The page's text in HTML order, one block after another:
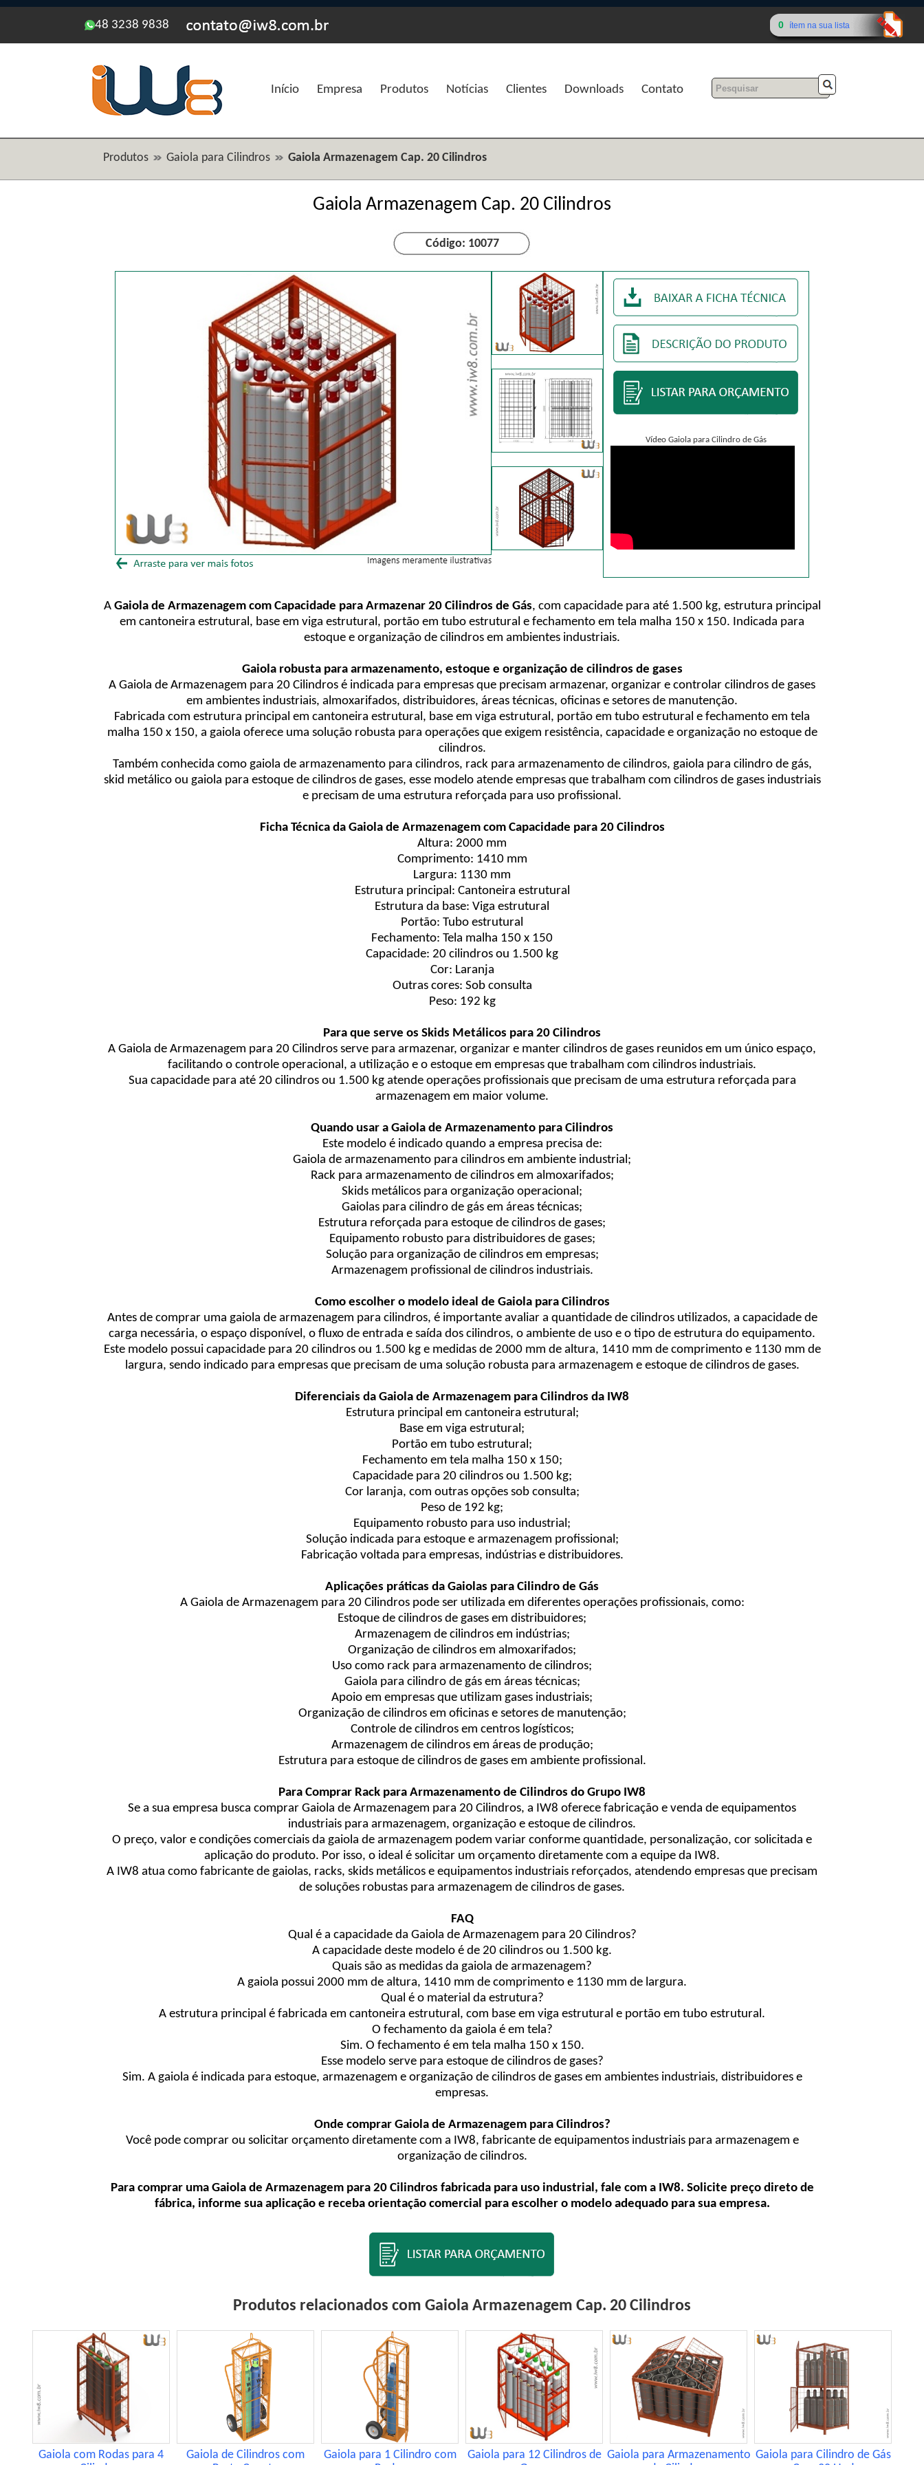
48 3238 9838 0 ítem na sua lista
Início Empresa Produtos Notícias Clientes Downloads Contato
Produtos Gaiola para Cilindros Gaiola Armazenagem Cap. 20 Cilindros
Gaiola Armazenagem Cap. 20 Cilindros
Código: 10077
Vídeo Gaiola para Cilindro de Gás
A Gaiola de Armazenagem com Capacidade para Armazenar 20 Cilindros de Gás, com capacidade para até 1.500 kg, estrutura principal
em cantoneira estrutural, base em viga estrutural, portão em tubo estrutural e fechamento em tela malha 150 x 150. Indicada para
estoque e organização de cilindros em ambientes industriais.
Gaiola robusta para armazenamento, estoque e organização de cilindros de gases
A Gaiola de Armazenagem para 20 Cilindros é indicada para empresas que precisam armazenar, organizar e controlar cilindros de gases
em ambientes industriais, almoxarifados, distribuidores, áreas técnicas, oficinas e setores de manutenção.
Fabricada com estrutura principal em cantoneira estrutural, base em viga estrutural, portão em tubo estrutural e fechamento em tela
malha 150 x 150, a gaiola oferece uma solução robusta para operações que exigem resistência, capacidade e organização no estoque de
cilindros.
Também conhecida como gaiola de armazenamento para cilindros, rack para armazenamento de cilindros, gaiola para cilindro de gás,
skid metálico ou gaiola para estoque de cilindros de gases, esse modelo atende empresas que trabalham com cilindros de gases industriais
e precisam de uma estrutura reforçada para uso profissional.
Ficha Técnica da Gaiola de Armazenagem com Capacidade para 20 Cilindros
Altura: 2000 mm
Comprimento: 1410 mm
Largura: 1130 mm
Estrutura principal: Cantoneira estrutural
Estrutura da base: Viga estrutural
Portão: Tubo estrutural
Fechamento: Tela malha 150 x 150
Capacidade: 20 cilindros ou 1.500 kg
Cor: Laranja
Outras cores: Sob consulta
Peso: 192 kg
Para que serve os Skids Metálicos para 20 Cilindros
A Gaiola de Armazenagem para 20 Cilindros serve para armazenar, organizar e manter cilindros de gases reunidos em um único espaço,
facilitando o controle operacional, a utilização e o estoque em empresas que trabalham com cilindros industriais.
Sua capacidade para até 20 cilindros ou 1.500 kg atende operações profissionais que precisam de uma estrutura reforçada para
armazenagem em maior volume.
Quando usar a Gaiola de Armazenamento para Cilindros
Este modelo é indicado quando a empresa precisa de:
Gaiola de armazenamento para cilindros em ambiente industrial;
Rack para armazenamento de cilindros em almoxarifados;
Skids metálicos para organização operacional;
Gaiolas para cilindro de gás em áreas técnicas;
Estrutura reforçada para estoque de cilindros de gases;
Equipamento robusto para distribuidores de gases;
Solução para organização de cilindros em empresas;
Armazenagem profissional de cilindros industriais.
Como escolher o modelo ideal de Gaiola para Cilindros
Antes de comprar uma gaiola de armazenagem para cilindros, é importante avaliar a quantidade de cilindros utilizados, a capacidade de
carga necessária, o espaço disponível, o fluxo de entrada e saída dos cilindros, o ambiente de uso e o tipo de estrutura do equipamento.
Este modelo possui capacidade para 20 cilindros ou 1.500 kg e medidas de 2000 mm de altura, 1410 mm de comprimento e 1130 mm de
largura, sendo indicado para empresas que precisam de uma solução robusta para armazenagem e estoque de cilindros de gases.
Diferenciais da Gaiola de Armazenagem para Cilindros da IW8
Estrutura principal em cantoneira estrutural;
Base em viga estrutural;
Portão em tubo estrutural;
Fechamento em tela malha 150 x 150;
Capacidade para 20 cilindros ou 1.500 kg;
Cor laranja, com outras opções sob consulta;
Peso de 192 kg;
Equipamento robusto para uso industrial;
Solução indicada para estoque e armazenagem profissional;
Fabricação voltada para empresas, indústrias e distribuidores.
Aplicações práticas da Gaiolas para Cilindro de Gás
A Gaiola de Armazenagem para 20 Cilindros pode ser utilizada em diferentes operações profissionais, como:
Estoque de cilindros de gases em distribuidores;
Armazenagem de cilindros em indústrias;
Organização de cilindros em almoxarifados;
Uso como rack para armazenamento de cilindros;
Gaiola para cilindro de gás em áreas técnicas;
Apoio em empresas que utilizam gases industriais;
Organização de cilindros em oficinas e setores de manutenção;
Controle de cilindros em centros logísticos;
Armazenagem de cilindros em áreas de produção;
Estrutura para estoque de cilindros de gases em ambiente profissional.
Para Comprar Rack para Armazenamento de Cilindros do Grupo IW8
Se a sua empresa busca comprar Gaiola de Armazenagem para 20 Cilindros, a IW8 oferece fabricação e venda de equipamentos
industriais para armazenagem, organização e estoque de cilindros.
O preço, valor e condições comerciais da gaiola de armazenagem podem variar conforme quantidade, personalização, cor solicitada e
aplicação do produto. Por isso, o ideal é solicitar um orçamento diretamente com a equipe da IW8.
A IW8 atua como fabricante de gaiolas, racks, skids metálicos e equipamentos industriais reforçados, atendendo empresas que precisam
de soluções robustas para armazenagem de cilindros de gases.
FAQ
Qual é a capacidade da Gaiola de Armazenagem para 20 Cilindros?
A capacidade deste modelo é de 20 cilindros ou 1.500 kg.
Quais são as medidas da gaiola de armazenagem?
A gaiola possui 2000 mm de altura, 1410 mm de comprimento e 1130 mm de largura.
Qual é o material da estrutura?
A estrutura principal é fabricada em cantoneira estrutural, com base em viga estrutural e portão em tubo estrutural.
O fechamento da gaiola é em tela?
Sim. O fechamento é em tela malha 150 x 150.
Esse modelo serve para estoque de cilindros de gases?
Sim. A gaiola é indicada para estoque, armazenagem e organização de cilindros de gases em ambientes industriais, distribuidores e
empresas.
Onde comprar Gaiola de Armazenagem para Cilindros?
Você pode comprar ou solicitar orçamento diretamente com a IW8, fabricante de equipamentos industriais para armazenagem e
organização de cilindros.
Para comprar uma Gaiola de Armazenagem para 20 Cilindros fabricada para uso industrial, fale com a IW8. Solicite preço direto de
fábrica, informe sua aplicação e receba orientação comercial para escolher o modelo adequado para sua empresa.
Produtos relacionados com Gaiola Armazenagem Cap. 20 Cilindros
Gaiola com Rodas para 4
Gaiola de Cilindros com
Gaiola para 1 Cilindro com
Gaiola para 12 Cilindros de Gaiola para Armazenamento Gaiola para Cilindro de Gás